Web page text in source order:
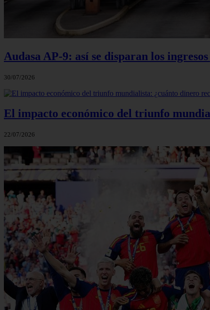
Audasa AP-9: así se disparan los
30/07/2026
El impacto económico del triunfo
22/07/2026